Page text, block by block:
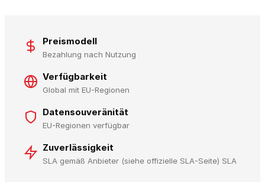
Preismodell
Bezahlung nach Nutzung
Verfügbarkeit
Global mit EU-Regionen
Datensouveränität
EU-Regionen verfügbar
Zuverlässigkeit
SLA gemäß Anbieter (siehe offizielle SLA-Seite) SLA